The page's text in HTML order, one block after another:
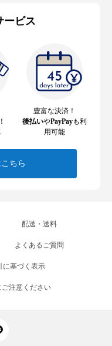
ービス
豊富な決済！
後払いやPayPayも利
用可能
ちら
配送・送料
よくあるご質問
に基づく表示
注意ください